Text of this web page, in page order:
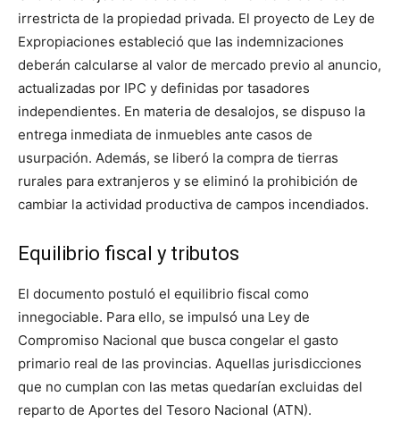
irrestricta de la propiedad privada. El proyecto de Ley de
Expropiaciones estableció que las indemnizaciones
deberán calcularse al valor de mercado previo al anuncio,
actualizadas por IPC y definidas por tasadores
independientes. En materia de desalojos, se dispuso la
entrega inmediata de inmuebles ante casos de
usurpación. Además, se liberó la compra de tierras
rurales para extranjeros y se eliminó la prohibición de
cambiar la actividad productiva de campos incendiados.
Equilibrio fiscal y tributos
El documento postuló el equilibrio fiscal como
innegociable. Para ello, se impulsó una Ley de
Compromiso Nacional que busca congelar el gasto
primario real de las provincias. Aquellas jurisdicciones
que no cumplan con las metas quedarían excluidas del
reparto de Aportes del Tesoro Nacional (ATN).